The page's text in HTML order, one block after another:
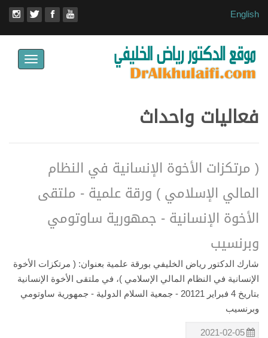
English
Toggle
فعاليات واحداث
( مرتكزات الأخوة الإنسانية في النظام
المالي الإسلامي ) ورقة علمية - ملتقى
الأخوة الإنسانية - جمهورية ساوتومي
وبرنسيب
شارك الدكتور رياض الخليفي بورقة علمية بعنوان: ( مرتكزات الأخوة
الإنسانية في النظام المالي الإسلامي )، في ملتقى الأخوة الإنسانية
بتاريخ 4 فبراير 20121 - جمعية السلام الدولية - جمهورية ساوتومي
وبرنسيب
2021-02-05